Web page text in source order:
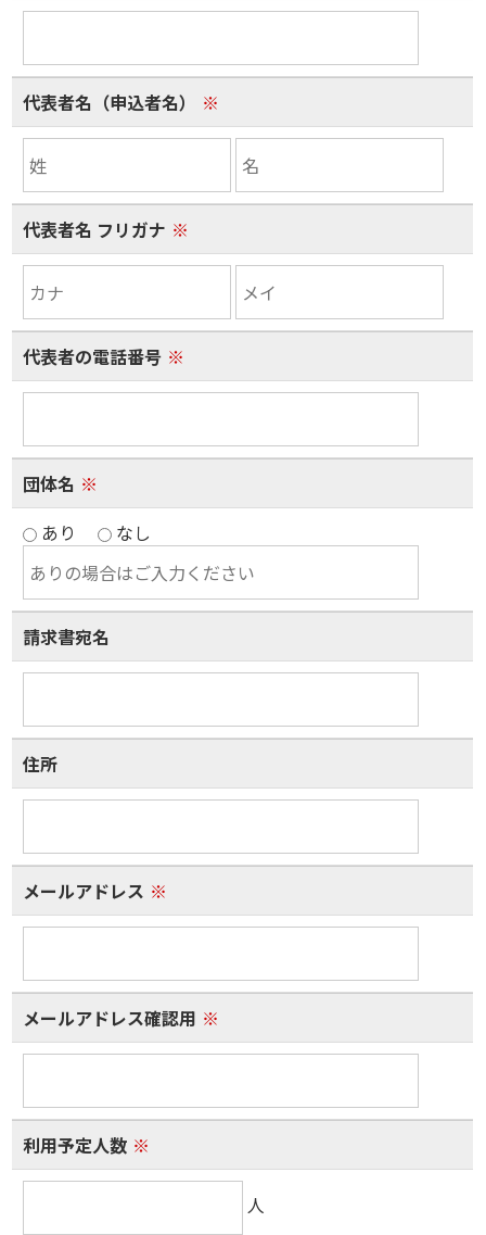
代表者名（申込者名） ※
代表者名 フリガナ ※
代表者の電話番号 ※
団体名 ※
あり
なし
請求書宛名
住所
メールアドレス ※
メールアドレス確認用 ※
利用予定人数 ※
人